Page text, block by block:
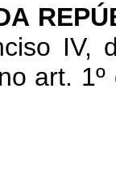
IV,
art.